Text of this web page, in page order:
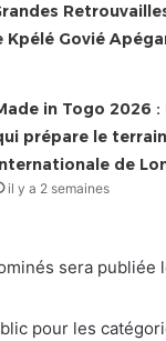
Govié
in Togo 2026
prépare le
de
il y a 2 semaines
sera publiée
pour les